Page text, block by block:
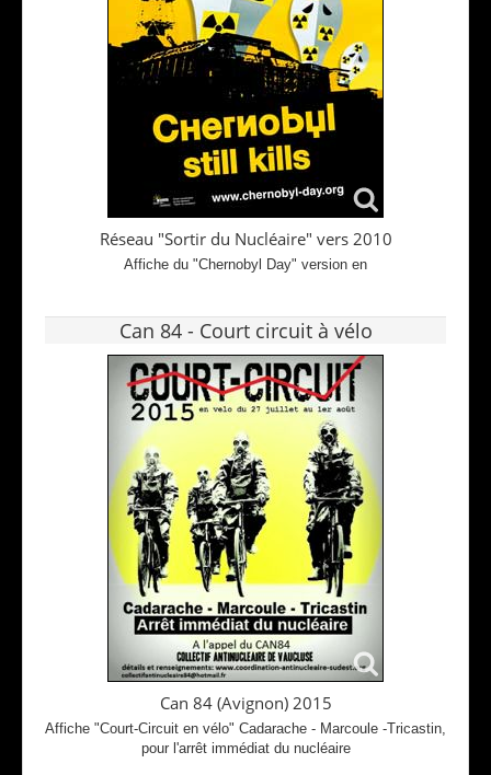
Réseau "Sortir du Nucléaire" vers 2010
Affiche du "Chernobyl Day" version en
Can 84 - Court circuit à vélo
Can 84 (Avignon) 2015
Affiche "Court-Circuit en vélo" Cadarache - Marcoule -Tricastin,
pour l'arrêt immédiat du nucléaire